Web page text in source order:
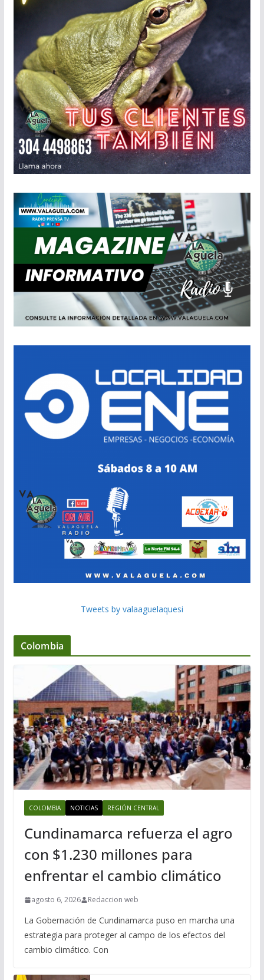
Tweets by valaaguelaquesi
Colombia
COLOMBIA NOTICIAS REGIÓN CENTRAL
Cundinamarca refuerza el agro
con $1.230 millones para
enfrentar el cambio climático
agosto 6, 2026 Redaccion web
La Gobernación de Cundinamarca puso en marcha una
estrategia para proteger al campo de los efectos del
cambio climático. Con